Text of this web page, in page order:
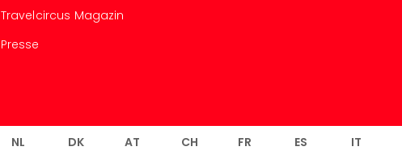
Travelcircus Magazin
Presse
NL DK AT CH FR ES IT